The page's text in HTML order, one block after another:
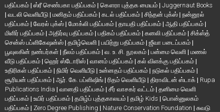
பதிப்பகம் | ஸ்ரீ செண்பகா பதிப்பகம் | கௌரா புத்தக மையம் | Juggernaut Books
| வடலி வெளியீடு | மனிதம் பதிப்பகம் | கடல் பதிப்பகம் | சிந்தன் புக்ஸ் | நன்னூல்
பதிப்பகம் | வேரல் புக்ஸ் | மோக்லி பதிப்பகம் | தாயதி பதிப்பகம் | ஆதி பதிப்பகம் |
மிளிர் பதிப்பகம் | அதிர்வு பதிப்பகம் | பதிகம் பதிப்பகம் | கனலி பதிப்பகம் | சிக்ஸ்த்
சென்ஸ் பப்ளிகேஷன்ஸ் | தமிழ்வெளி | பயிற்று பதிப்பகம் | ஜீவா படைப்பகம் |
பூவுலகின் நண்பர்கள் | நீலம் பதிப்பகம் | வ. உ. சி. நூலகம் | பன்மை வெளி | மணல்
வீடு பதிப்பகம் | ஹெர் ஸ்டோரிஸ் | வானம் பதிப்பகம் | கல் விளக்கு பதிப்பகம் |
உதிரிகள் பதிப்பகம் | நிமிர் வெளியீடு | உன்னதம் பதிப்பகம் | நடுகல் பதிப்பகம் |
சூரியன் பதிப்பகம் | ஆர். கே. பப்ளிஷிங் | ரிதம் வெளியீடு | திராவிடன் ஸ்டாக் | Rupa
Publications India | வானதி பதிப்பகம் | சீர் வாசகர் வட்டம் | தனிமை வெளி
பதிப்பகம் | உயிர் பதிப்பகம் | தமிழ்ப் புத்தகாலயம் | தமிழ் Kids | பொன்னுலகம்
பதிப்பகம் | Zero Degree Publishing | Nature Conservation Foundation | சுவடு